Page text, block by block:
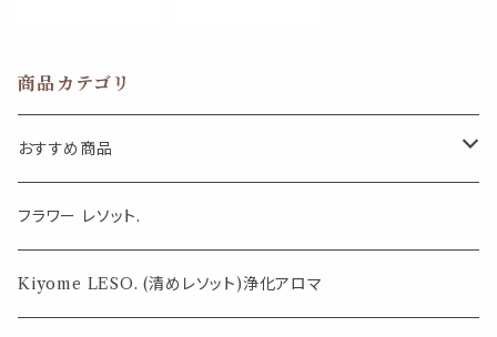
炉 セラピー エッ
センシャルオイル
高級 おしゃれ
可愛い
らぎ ヨガ 瞑想
ENCE CONE
商品カテゴリ
おすすめ商品
気になる虫対策に
薄荷の香りで体感温度-4℃ !? スースーシリーズ
フラワー レソット.
Kiyome LESO. (清めレソット)浄化アロマ